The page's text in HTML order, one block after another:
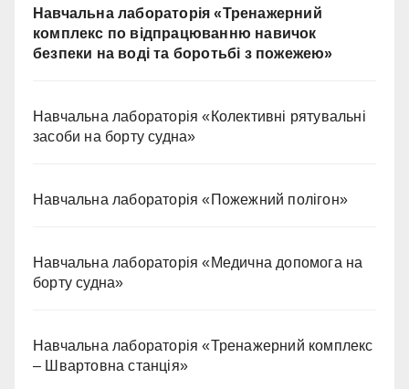
Навчальна лабораторія «Тренажерний
комплекс по відпрацюванню навичок
безпеки на воді та боротьбі з пожежею»
Навчальна лабораторія «Колективні рятувальні
засоби на борту судна»
Навчальна лабораторія «Пожежний полігон»
Навчальна лабораторія «Медична допомога на
борту судна»
Навчальна лабораторія «Тренажерний комплекс
– Швартовна станція»